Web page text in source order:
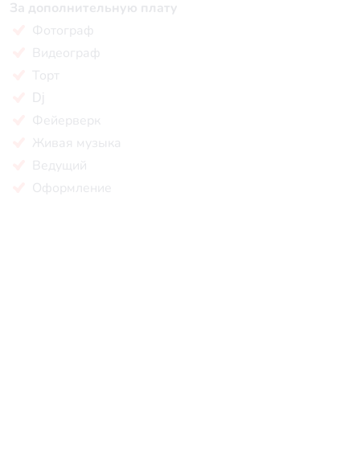
За дополнительную плату
Фотограф
Видеограф
Торт
Dj
Фейерверк
Живая музыка
Ведущий
Оформление